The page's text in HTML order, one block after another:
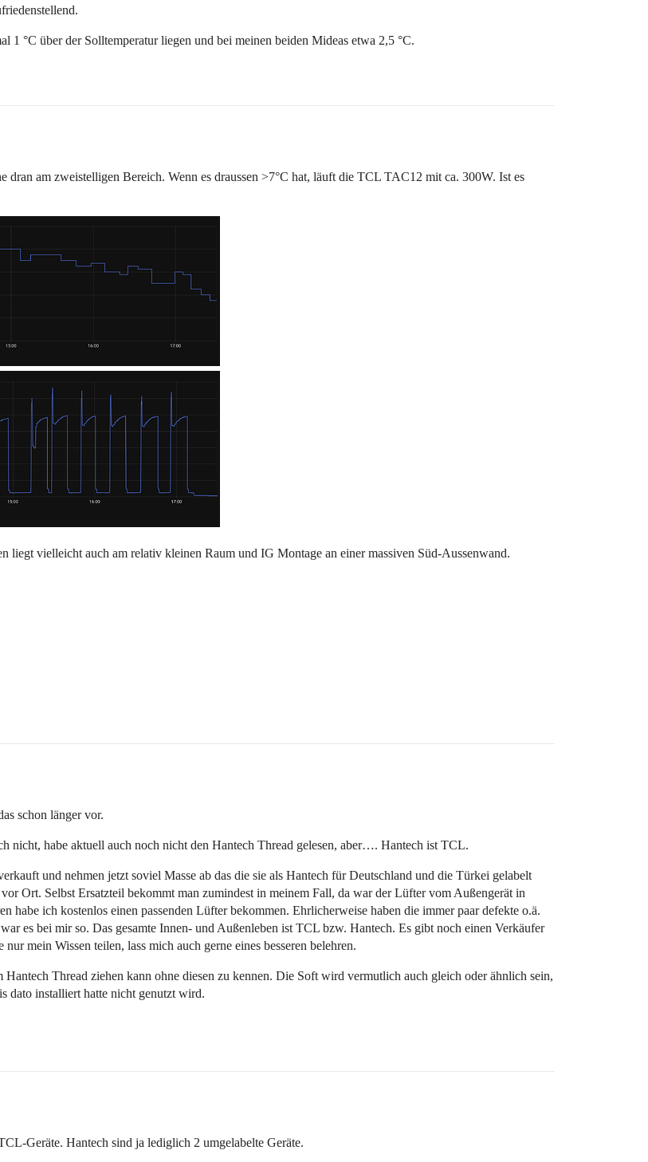
1 °C über der Solltemperatur liegen und bei meinen beiden Mideas etwa 2,5 °C.
dran am zweistelligen Bereich. Wenn es draussen >7°C hat, läuft die TCL TAC12 mit ca. 300W. Ist es
liegt vielleicht auch am relativ kleinen Raum und IG Montage an einer massiven Süd-Aussenwand.
schon länger vor.
nicht, habe aktuell auch noch nicht den Hantech Thread gelesen, aber…. Hantech ist TCL.
und nehmen jetzt soviel Masse ab das die sie als Hantech für Deutschland und die Türkei gelabelt
Ort. Selbst Ersatzteil bekommt man zumindest in meinem Fall, da war der Lüfter vom Außengerät in
habe ich kostenlos einen passenden Lüfter bekommen. Ehrlicherweise haben die immer paar defekte o.ä.
es bei mir so. Das gesamte Innen- und Außenleben ist TCL bzw. Hantech. Es gibt noch einen Verkäufer
mein Wissen teilen, lass mich auch gerne eines besseren belehren.
Thread ziehen kann ohne diesen zu kennen. Die Soft wird vermutlich auch gleich oder ähnlich sein,
dato installiert hatte nicht genutzt wird.
Geräte. Hantech sind ja lediglich 2 umgelabelte Geräte.